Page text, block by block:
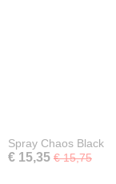
Spray Chaos Black
€ 15,35 € 15,75